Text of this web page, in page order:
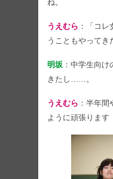
ね。
うえむら ：「コ
うこともやって
明坂 ：中学生向
きたし……。
うえむら ：半年
ように頑張ります